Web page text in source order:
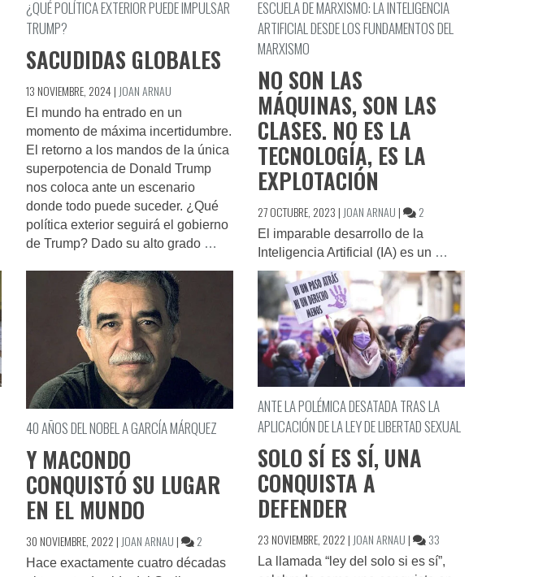
¿QUÉ POLÍTICA EXTERIOR PUEDE IMPULSAR
TRUMP?
SACUDIDAS GLOBALES
13 NOVIEMBRE, 2024| JOAN ARNAU
El mundo ha entrado en un
momento de máxima incertidumbre.
El retorno a los mandos de la única
superpotencia de Donald Trump
nos coloca ante un escenario
donde todo puede suceder. ¿Qué
política exterior seguirá el gobierno
de Trump? Dado su alto grado …
ESCUELA DE MARXISMO: LA INTELIGENCIA
ARTIFICIAL DESDE LOS FUNDAMENTOS DEL
MARXISMO
NO SON LAS
MÁQUINAS, SON LAS
CLASES. NO ES LA
TECNOLOGÍA, ES LA
EXPLOTACIÓN
27 OCTUBRE, 2023 | JOAN ARNAU | 2EN
SON
LAS
MÁQUINAS,
SON
LAS
CLASES.
NO
ES
LA
TECNOLOGÍA,
ES
El imparable desarrollo de la
Inteligencia Artificial (IA) es un …
40 AÑOS DEL NOBEL A GARCÍA MÁRQUEZ
Y MACONDO
CONQUISTÓ SU LUGAR
EN EL MUNDO
30 NOVIEMBRE, 2022 | JOAN ARNAU | 2EN
Y
Hace exactamente cuatro décadas
ANTE LA POLÉMICA DESATADA TRAS LA
APLICACIÓN DE LA LEY DE LIBERTAD SEXUAL
SOLO SÍ ES SÍ, UNA
CONQUISTA A
DEFENDER
23 NOVIEMBRE, 2022 | JOAN ARNAU | 33EN
SOLO
La llamada “ley del solo si es sí”,